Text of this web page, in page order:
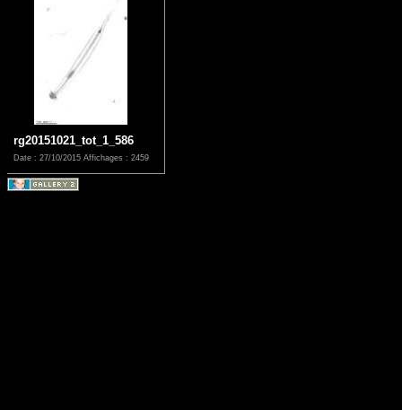
rg20151021_tot_1_586
Date : 27/10/2015 Affichages : 2459